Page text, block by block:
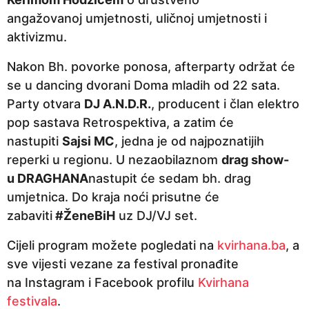
angažovanoj umjetnosti, uličnoj umjetnosti i
aktivizmu.
Nakon Bh. povorke ponosa, afterparty održat će
se u dancing dvorani Doma mladih od 22 sata.
Party otvara DJ A.N.D.R., producent i član elektro
pop sastava Retrospektiva, a zatim će
nastupiti Sajsi MC, jedna je od najpoznatijih
reperki u regionu. U nezaobilaznom drag show-
u DRAGHANAnastupit će sedam bh. drag
umjetnica. Do kraja noći prisutne će
zabaviti#ŽeneBiH uz DJ/VJ set.
Cijeli program možete pogledati na kvirhana.ba, a
sve vijesti vezane za festival pronađite
na Instagram i Facebook profilu Kvirhana
festivala.